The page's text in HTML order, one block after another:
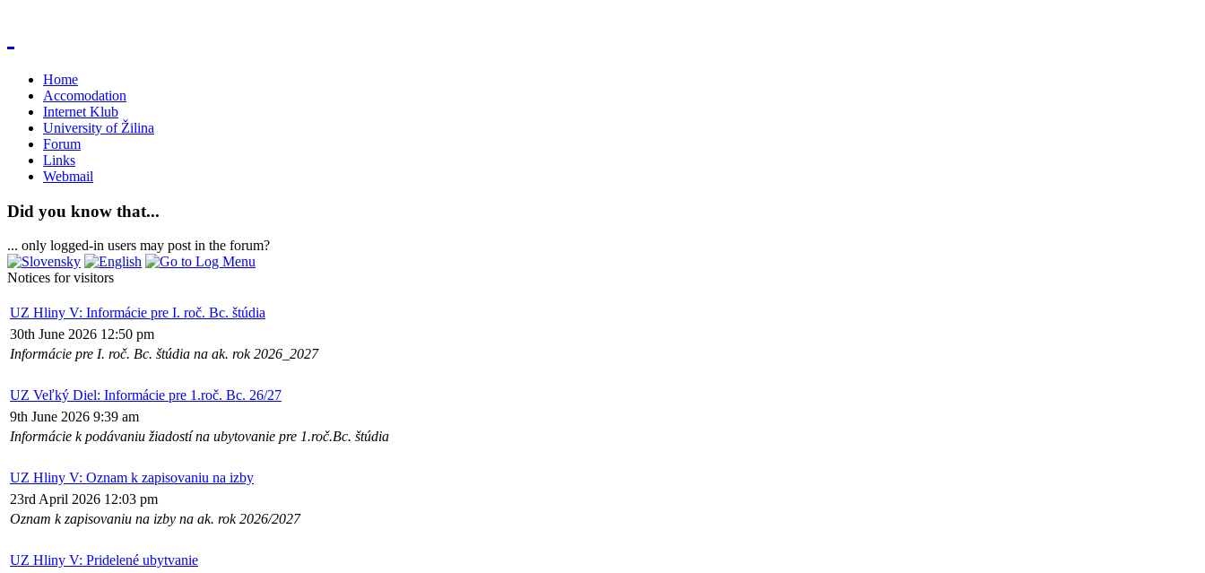
Home
Accomodation
Internet Klub
University of Žilina
Forum
Links
Webmail
Did you know that...
... only logged-in users may post in the forum?
Notices for visitors
UZ Hliny V: Informácie pre I. roč. Bc. štúdia
30th June 2026 12:50 pm
Informácie pre I. roč. Bc. štúdia na ak. rok 2026_2027
UZ Veľký Diel: Informácie pre 1.roč. Bc. 26/27
9th June 2026 9:39 am
Informácie k podávaniu žiadostí na ubytovanie pre 1.roč.Bc. štúdia
UZ Hliny V: Oznam k zapisovaniu na izby
23rd April 2026 12:03 pm
Oznam k zapisovaniu na izby na ak. rok 2026/2027
UZ Hliny V: Pridelené ubytvanie